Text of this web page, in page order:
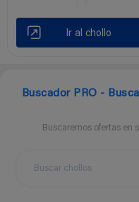
Ir al chollo
Buscador PRO -
Buscaremos ofertas en